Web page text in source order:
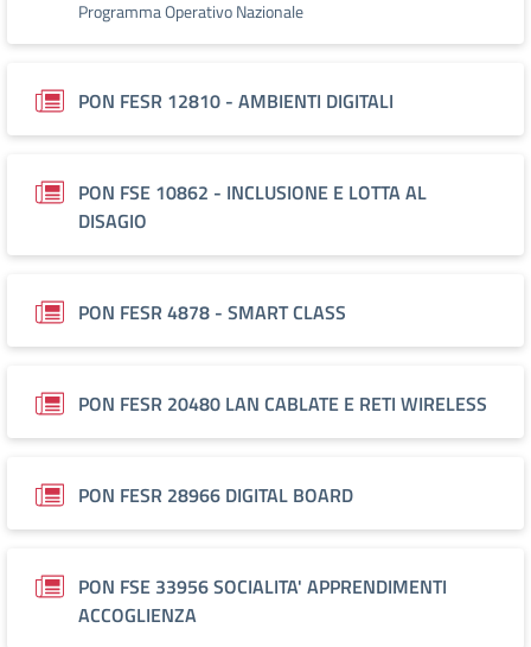
Programma Operativo Nazionale
PON FESR 12810 - AMBIENTI DIGITALI
PON FSE 10862 - INCLUSIONE E LOTTA AL
DISAGIO
PON FESR 4878 - SMART CLASS
PON FESR 20480 LAN CABLATE E RETI WIRELESS
PON FESR 28966 DIGITAL BOARD
PON FSE 33956 SOCIALITA' APPRENDIMENTI
ACCOGLIENZA